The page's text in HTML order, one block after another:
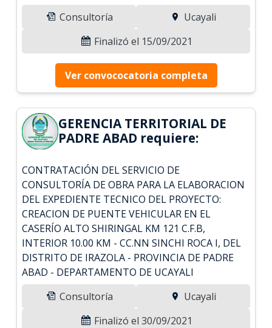
Consultoría
Ucayali
Finalizó el 15/09/2021
Ver convococatoria completa
GERENCIA TERRITORIAL DE
PADRE ABAD requiere:
CONTRATACIÓN DEL SERVICIO DE
CONSULTORÍA DE OBRA PARA LA ELABORACION
DEL EXPEDIENTE TECNICO DEL PROYECTO:
CREACION DE PUENTE VEHICULAR EN EL
CASERÍO ALTO SHIRINGAL KM 121 C.F.B,
INTERIOR 10.00 KM - CC.NN SINCHI ROCA I, DEL
DISTRITO DE IRAZOLA - PROVINCIA DE PADRE
ABAD - DEPARTAMENTO DE UCAYALI
Consultoría
Ucayali
Finalizó el 30/09/2021